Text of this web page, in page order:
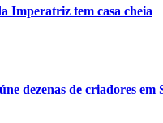
Imperatriz tem casa cheia
dezenas de criadores